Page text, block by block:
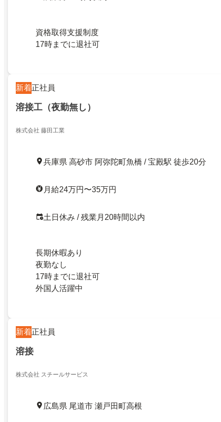
資格取得支援制度
17時までに退社可
新着正社員
溶接工（夜勤無し）
株式会社 藤田工業
兵庫県 高砂市 阿弥陀町魚橋 / 宝殿駅 徒歩20分
月給24万円〜35万円
土日休み / 残業月20時間以内
長期休暇あり
夜勤なし
17時までに退社可
外国人活躍中
新着正社員
溶接
株式会社 スチールサービス
広島県 尾道市 瀬戸田町高根